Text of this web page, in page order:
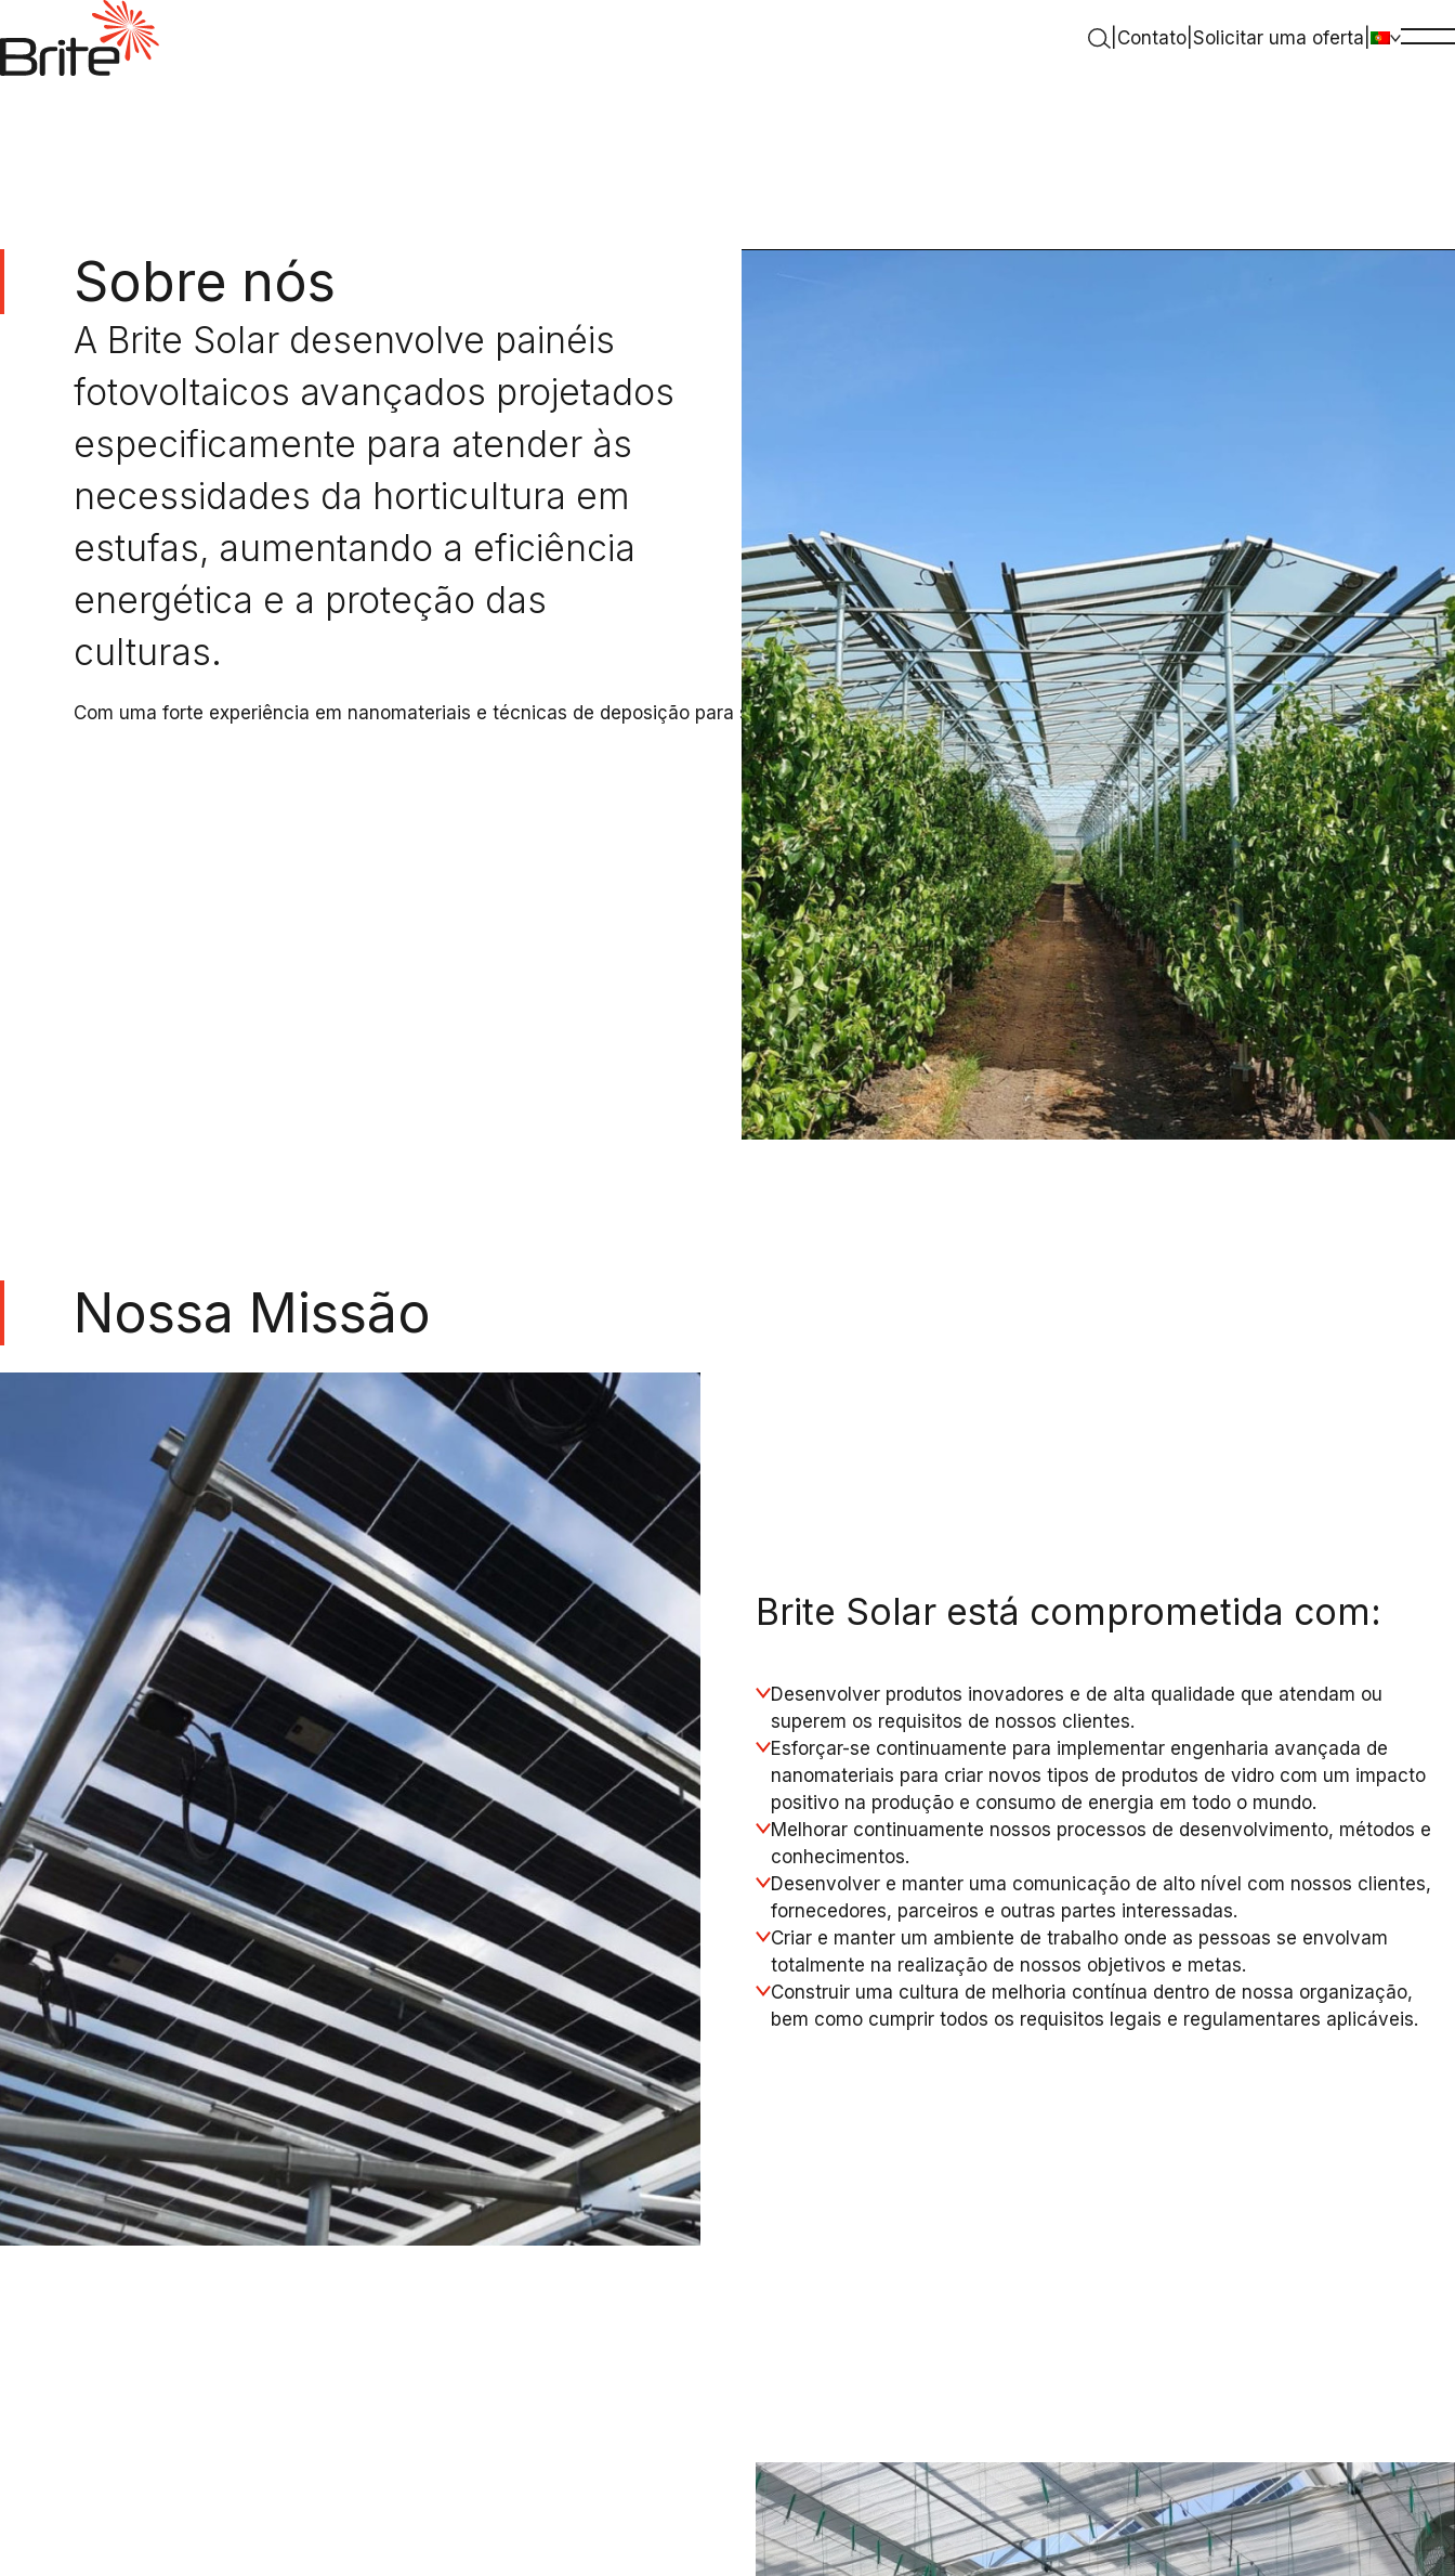
Contato Solicitar uma oferta
Sobre nós
A Brite Solar desenvolve painéis
fotovoltaicos avançados projetados
especificamente para atender às
necessidades da horticultura em
estufas, aumentando a eficiência
energética e a proteção das
culturas.
Com uma forte experiência em nanomateriais e técnicas de deposição para substratos de vidro, temos trabalhado em soluções fotovoltaicas adicionais para
Nossa Missão
Brite Solar está comprometida com:
Desenvolver produtos inovadores e de alta qualidade que atendam ou
superem os requisitos de nossos clientes.
Esforçar-se continuamente para implementar engenharia avançada de
nanomateriais para criar novos tipos de produtos de vidro com um impacto
positivo na produção e consumo de energia em todo o mundo.
Melhorar continuamente nossos processos de desenvolvimento, métodos e
conhecimentos.
Desenvolver e manter uma comunicação de alto nível com nossos clientes,
fornecedores, parceiros e outras partes interessadas.
Criar e manter um ambiente de trabalho onde as pessoas se envolvam
totalmente na realização de nossos objetivos e metas.
Construir uma cultura de melhoria contínua dentro de nossa organização,
bem como cumprir todos os requisitos legais e regulamentares aplicáveis.